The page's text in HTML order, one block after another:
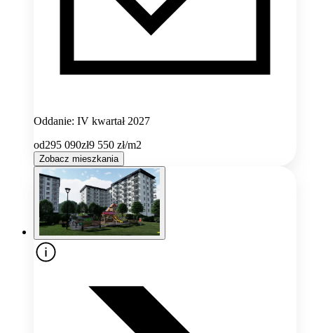
Oddanie: IV kwartał 2027
od295 090zł9 550 zł/m2
Zobacz mieszkania